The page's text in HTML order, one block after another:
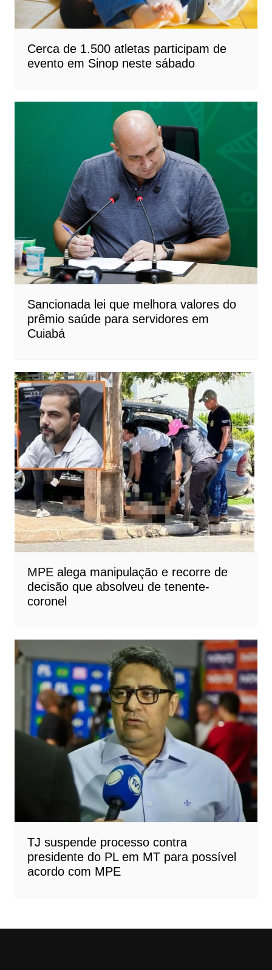
Cerca de 1.500 atletas participam de
evento em Sinop neste sábado
Sancionada lei que melhora valores do
prêmio saúde para servidores em
Cuiabá
MPE alega manipulação e recorre de
decisão que absolveu de tenente-
coronel
TJ suspende processo contra
presidente do PL em MT para possível
acordo com MPE